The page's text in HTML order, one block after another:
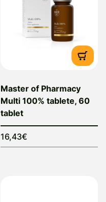
Master of Pharmacy
Multi 100% tablete, 60
tablet
16,43€